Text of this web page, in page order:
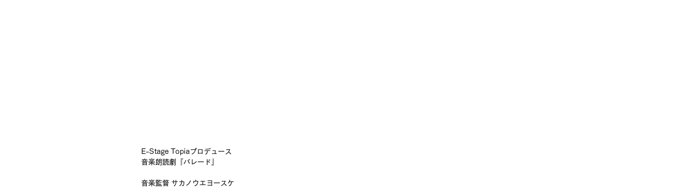
E-Stage Topiaプロデュース
音楽朗読劇『バレード』
音楽監督 サカノウエヨースケ